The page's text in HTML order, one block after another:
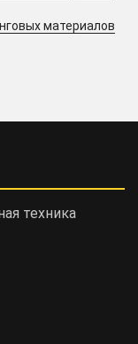
материалов
техника